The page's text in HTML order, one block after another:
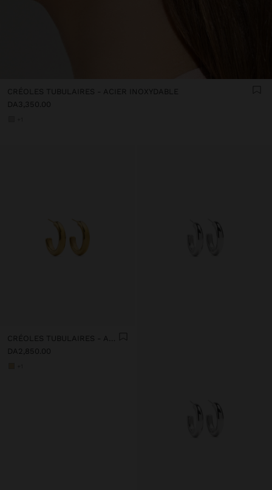
CRÉOLES TUBULAIRES - ACIER INOXYDABLE
DA3,350.00
CRÉOLES TUBULAIRES - ACIER INOXYDABLE
DA2,850.00